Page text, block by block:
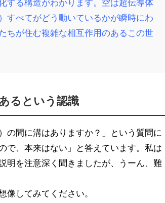
する構造がわかります。空は超伝導体
すべてがどう動いているかが瞬時にわ
ちが住む複雑な相互作用のあるこの世
るという認識
の間に溝はありますか？」という質問に
で、本来はない」と答えています。私は
明を注意深く聞きましたが、うーん、難
像してみてください。